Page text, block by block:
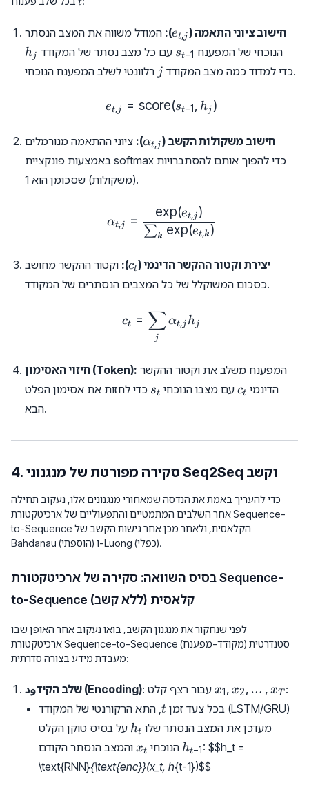
חישוב ציוני התאמה (
e_{t,
j}
et,j
): המודל משווה את המצב הנסתר
הנוכחי של המפענח
s_{t-
1}
st−1 עם כל מצב נסתר של המקודד
h_j
hj
כדי למדוד כמה מצב המקודד
j
j רלוונטי לשלב המפענח הנוכחי.
e_{t, j} =
et,j = score(st−1 , hj)
חישוב משקולות הקשב (
\alpha_{t,
j}
αt,j
): ציוני ההתאמה מנורמלים
באמצעות פונקציית softmax כדי להפוך אותם להסתברויות
(משקולות) שסכומן הוא 1.
\alpha_{t, j} =
αt,j =
∑k exp(et,k)
exp(et,j)
יצירת וקטור ההקשר הדינמי (
c_t
ct
): וקטור ההקשר מחושב
כסכום המשוקלל של כל המצבים הנסתרים של המקודד.
c_t = \sum_j \alpha_{t, j}
ct =
j
∑αt,j hj
חיזוי האסימון (Token):
הדינמי
c_t
ct עם מצבו הנוכחי
s_t
st
כדי לחזות את אסימון הפלט
הבא.
4. סקירה מפורטת של מנגנוני Seq2Seq וקשב
כדי להעריך באמת את הנדסה שמאחורי מנגנונים אלו, נעקוב תחילה
אחר השלבים המתמטיים והתפעוליים של ארכיטקטורת Sequence-
to-Sequence הקלאסית, ולאחר מכן אחר גישות הקשב של
Bahdanau (הוספתי) ו-Luong (כפלי).
בסיס השוואה: סקירה של ארכיטקטורת Sequence-
to-Sequence קלאסית (ללא קשב)
לפני שנחקור את מנגנון הקשב, בואו נעקוב אחר האופן שבו
ארכיטקטורת Sequence-to-Sequence (מקודד-מפענח) סטנדרטית
מעבדת מידע בצורה סדרתית:
שלב הקידود (Encoding)
x_1,
x_2,
\dots,
x_T
x1 , x2, … , xT :
בכל צעד זמן
t
t , התא הרקורנטי של המקודד (LSTM/GRU)
מעדכן את המצב הנסתר שלו
h_t
ht
על בסיס טוקן הקלט
הנוכחי
x_t
xt
h_{t-
1}
ht−1 : $$h_t =
\text{RNN}{\text{enc}}(x_t, h{t-1})$$